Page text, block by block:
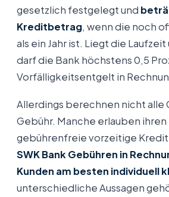
gesetzlich festgelegt und
Kreditbetrag, wenn die noch
als ein Jahr ist. Liegt die
darf die Bank höchstens 0,5
Vorfälligkeitsentgelt in
Allerdings berechnen nicht alle
Gebühr. Manche erlauben ihren
gebührenfreie vorzeitige
SWK Bank Gebühren in
Kunden am besten individuell
unterschiedliche Aussagen